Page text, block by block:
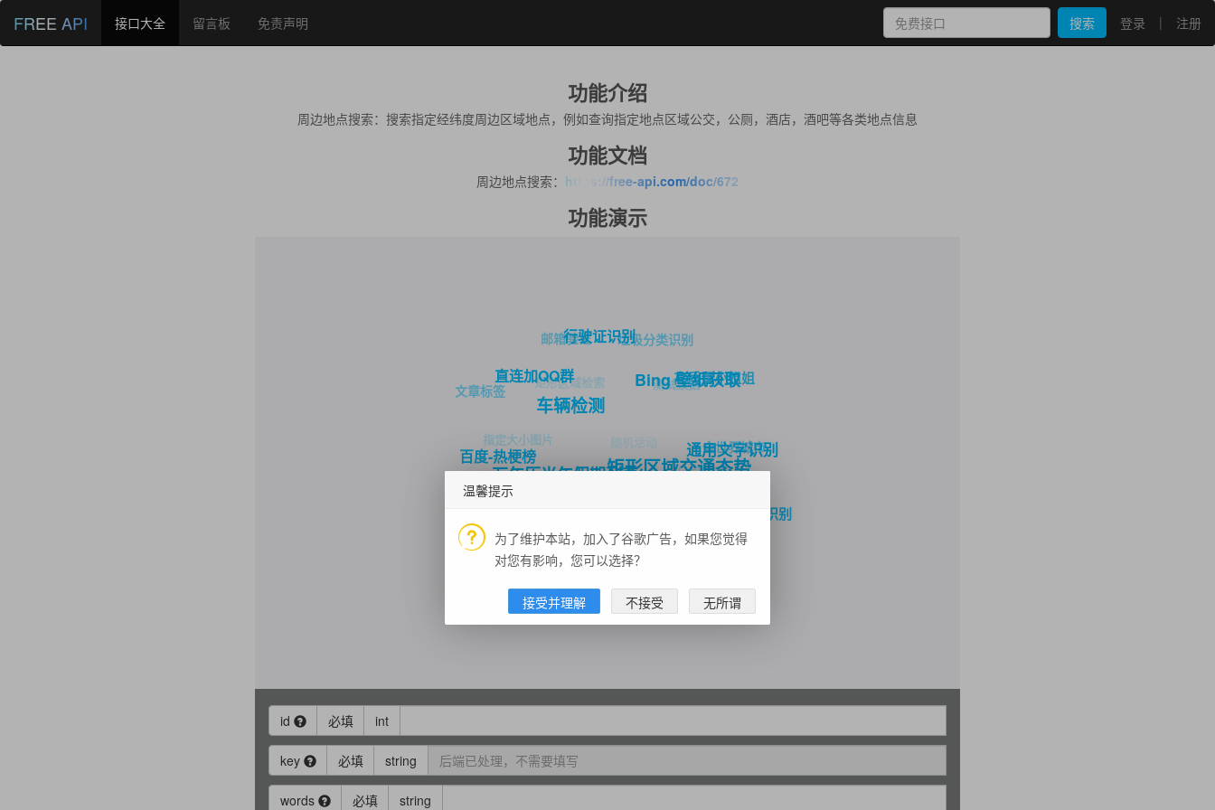
FREE API 接口大全 留言板 免责声明 搜索 登录 | 注册
功能介绍
周边地点搜索：搜索指定经纬度周边区域地点，例如查询指定地点区域公交，公厕，酒店，酒吧等各类地点信息
功能文档
周边地点搜索： https://free-api.com/doc/672
功能演示
今日热榜
圆形区域检索
NBA常规赛赛程赛果查询
万年历当年假期列表
百度-热梗榜
详细天气
元素周期表
手机归属地 IP查询
车牌识别
矩形区域交通态势
车辆检测
直连加QQ群
文章标签
指定大小图片
新闻头条 国内天气预报查询
人体关键点识别
通用文字识别
Bing 壁纸获取
行驶证识别
邮箱验证
矩形区域检索
随机活动
火车票识别
全世界城市
高质量小姐姐
垃圾分类识别
测试数据
id 必填 int
key 必填 string
words 必填 string
温馨提示
为了维护本站，加入了谷歌广告，如果您觉得
对您有影响，您可以选择？
接受并理解 不接受 无所谓